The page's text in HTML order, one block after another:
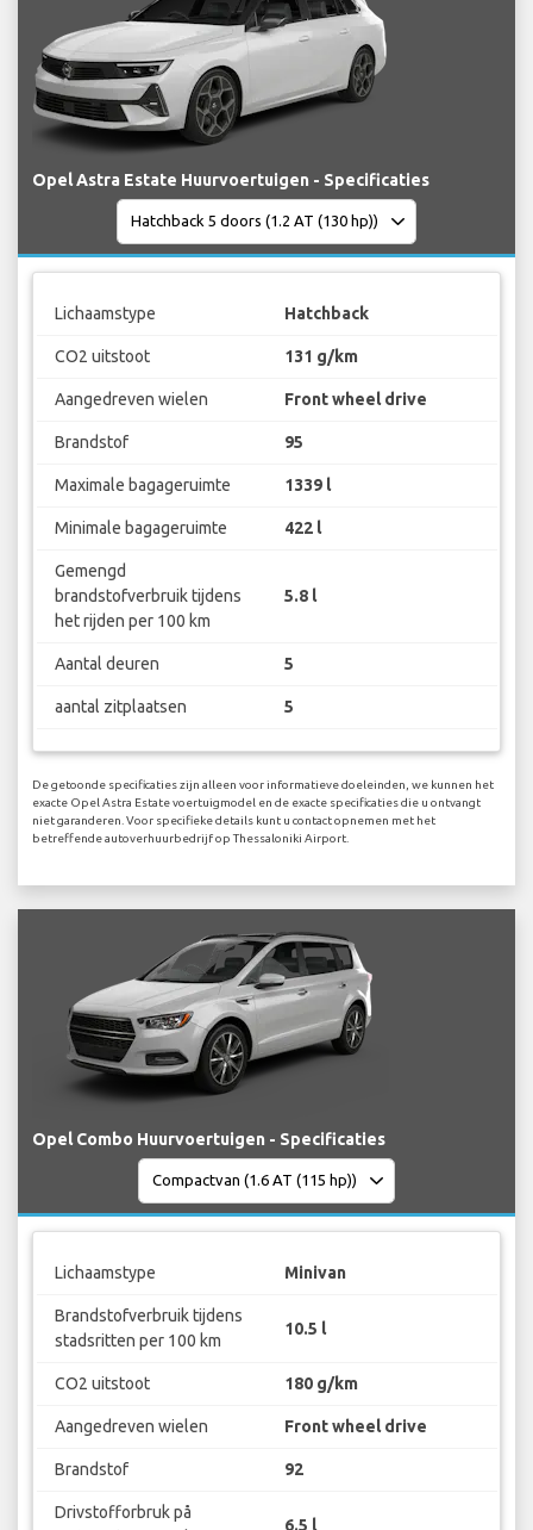
Opel Astra Estate Huurvoertuigen - Specificaties
Lichaamstype Hatchback
CO2 uitstoot 131 g/km
Aangedreven wielen Front wheel drive
Brandstof 95
Maximale bagageruimte 1339 l
Minimale bagageruimte 422 l
Gemengd
brandstofverbruik tijdens
het rijden per 100 km
5.8 l
Aantal deuren 5
aantal zitplaatsen 5
De getoonde specificaties zijn alleen voor informatieve doeleinden, we kunnen het
exacte Opel Astra Estate voertuigmodel en de exacte specificaties die u ontvangt
niet garanderen. Voor specifieke details kunt u contact opnemen met het
betreffende autoverhuurbedrijf op Thessaloniki Airport.
Opel Combo Huurvoertuigen - Specificaties
Lichaamstype Minivan
Brandstofverbruik tijdens
stadsritten per 100 km
10.5 l
CO2 uitstoot 180 g/km
Aangedreven wielen Front wheel drive
Brandstof 92
Drivstofforbruk på
6.5 l